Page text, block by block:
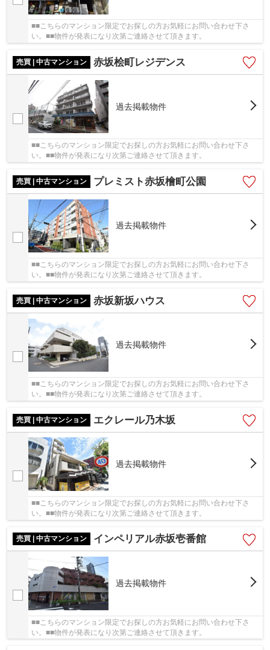
■■こちらのマンション限定でお探しの方お気軽にお問い合わせ下さ
い。■■物件が発表になり次第ご連絡させて頂きます。
売買 | 中古マンション 赤坂桧町レジデンス
過去掲載物件
■■こちらのマンション限定でお探しの方お気軽にお問い合わせ下さ
い。■■物件が発表になり次第ご連絡させて頂きます。
売買 | 中古マンション プレミスト赤坂檜町公園
過去掲載物件
■■こちらのマンション限定でお探しの方お気軽にお問い合わせ下さ
い。■■物件が発表になり次第ご連絡させて頂きます。
売買 | 中古マンション 赤坂新坂ハウス
過去掲載物件
■■こちらのマンション限定でお探しの方お気軽にお問い合わせ下さ
い。■■物件が発表になり次第ご連絡させて頂きます。
売買 | 中古マンション エクレール乃木坂
過去掲載物件
■■こちらのマンション限定でお探しの方お気軽にお問い合わせ下さ
い。■■物件が発表になり次第ご連絡させて頂きます。
売買 | 中古マンション インペリアル赤坂壱番館
過去掲載物件
■■こちらのマンション限定でお探しの方お気軽にお問い合わせ下さ
い。■■物件が発表になり次第ご連絡させて頂きます。